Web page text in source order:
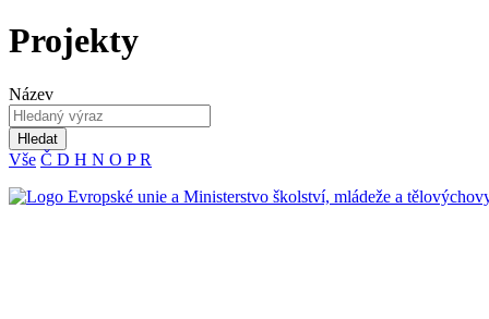
Projekty
Název
Hledat
Vše Č D H N O PR